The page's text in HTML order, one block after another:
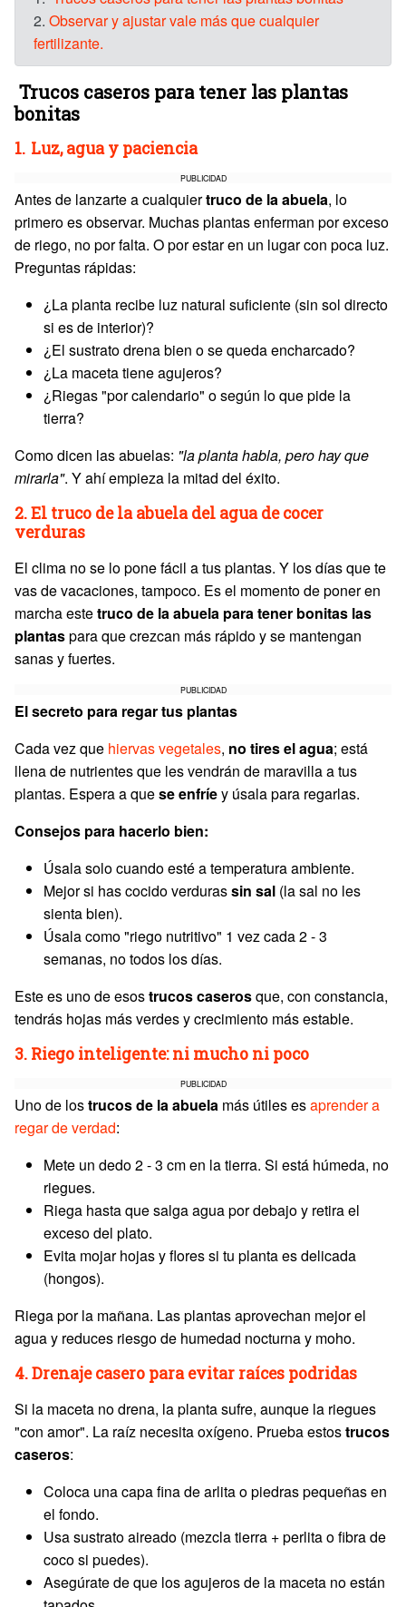
2. Observar y ajustar vale más que cualquier
fertilizante.
Trucos caseros para tener las plantas
bonitas
1. Luz, agua y paciencia
PUBLICIDAD
Antes de lanzarte a cualquiertruco de la abuela, lo
primero es observar. Muchas plantas enferman por exceso
de riego, no por falta. O por estar en un lugar con poca luz.
Preguntas rápidas:
¿La planta recibe luz natural suficiente (sin sol directo
si es de interior)?
¿El sustrato drena bien o se queda encharcado?
¿La maceta tiene agujeros?
¿Riegas "por calendario" o según lo que pide la
tierra?
Como dicen las abuelas: "la planta habla, pero hay que
mirarla". Y ahí empieza la mitad del éxito.
2. El truco de la abuela del agua de cocer
verduras
El clima no se lo pone fácil a tus plantas. Y los días que te
vas de vacaciones, tampoco. Es el momento de poner en
marcha estetruco de la abuela para tener bonitas las
plantaspara que crezcan más rápido y se mantengan
sanas y fuertes.
PUBLICIDAD
El secreto para regar tus plantas
Cada vez que hiervas vegetales, no tires el agua; está
llena de nutrientes que les vendrán de maravilla a tus
plantas. Espera a quese enfríey úsala para regarlas.
Consejos para hacerlo bien:
Úsala solo cuando esté a temperatura ambiente.
Mejor si has cocido verdurassin sal (la sal no les
sienta bien).
Úsala como "riego nutritivo" 1 vez cada 2 - 3
semanas, no todos los días.
Este es uno de esostrucos caserosque, con constancia,
tendrás hojas más verdes y crecimiento más estable.
3. Riego inteligente: ni mucho ni poco
PUBLICIDAD
Uno de lostrucos de la abuela más útiles esaprender a
regar de verdad:
Mete un dedo 2 - 3 cm en la tierra. Si está húmeda, no
riegues.
Riega hasta que salga agua por debajo y retira el
exceso del plato.
Evita mojar hojas y flores si tu planta es delicada
(hongos).
Riega por la mañana. Las plantas aprovechan mejor el
agua y reduces riesgo de humedad nocturna y moho.
4. Drenaje casero para evitar raíces podridas
Si la maceta no drena, la planta sufre, aunque la riegues
"con amor". La raíz necesita oxígeno. Prueba estostrucos
caseros:
Coloca una capa fina de arlita o piedras pequeñas en
el fondo.
Usa sustrato aireado (mezcla tierra + perlita o fibra de
coco si puedes).
Asegúrate de que los agujeros de la maceta no están